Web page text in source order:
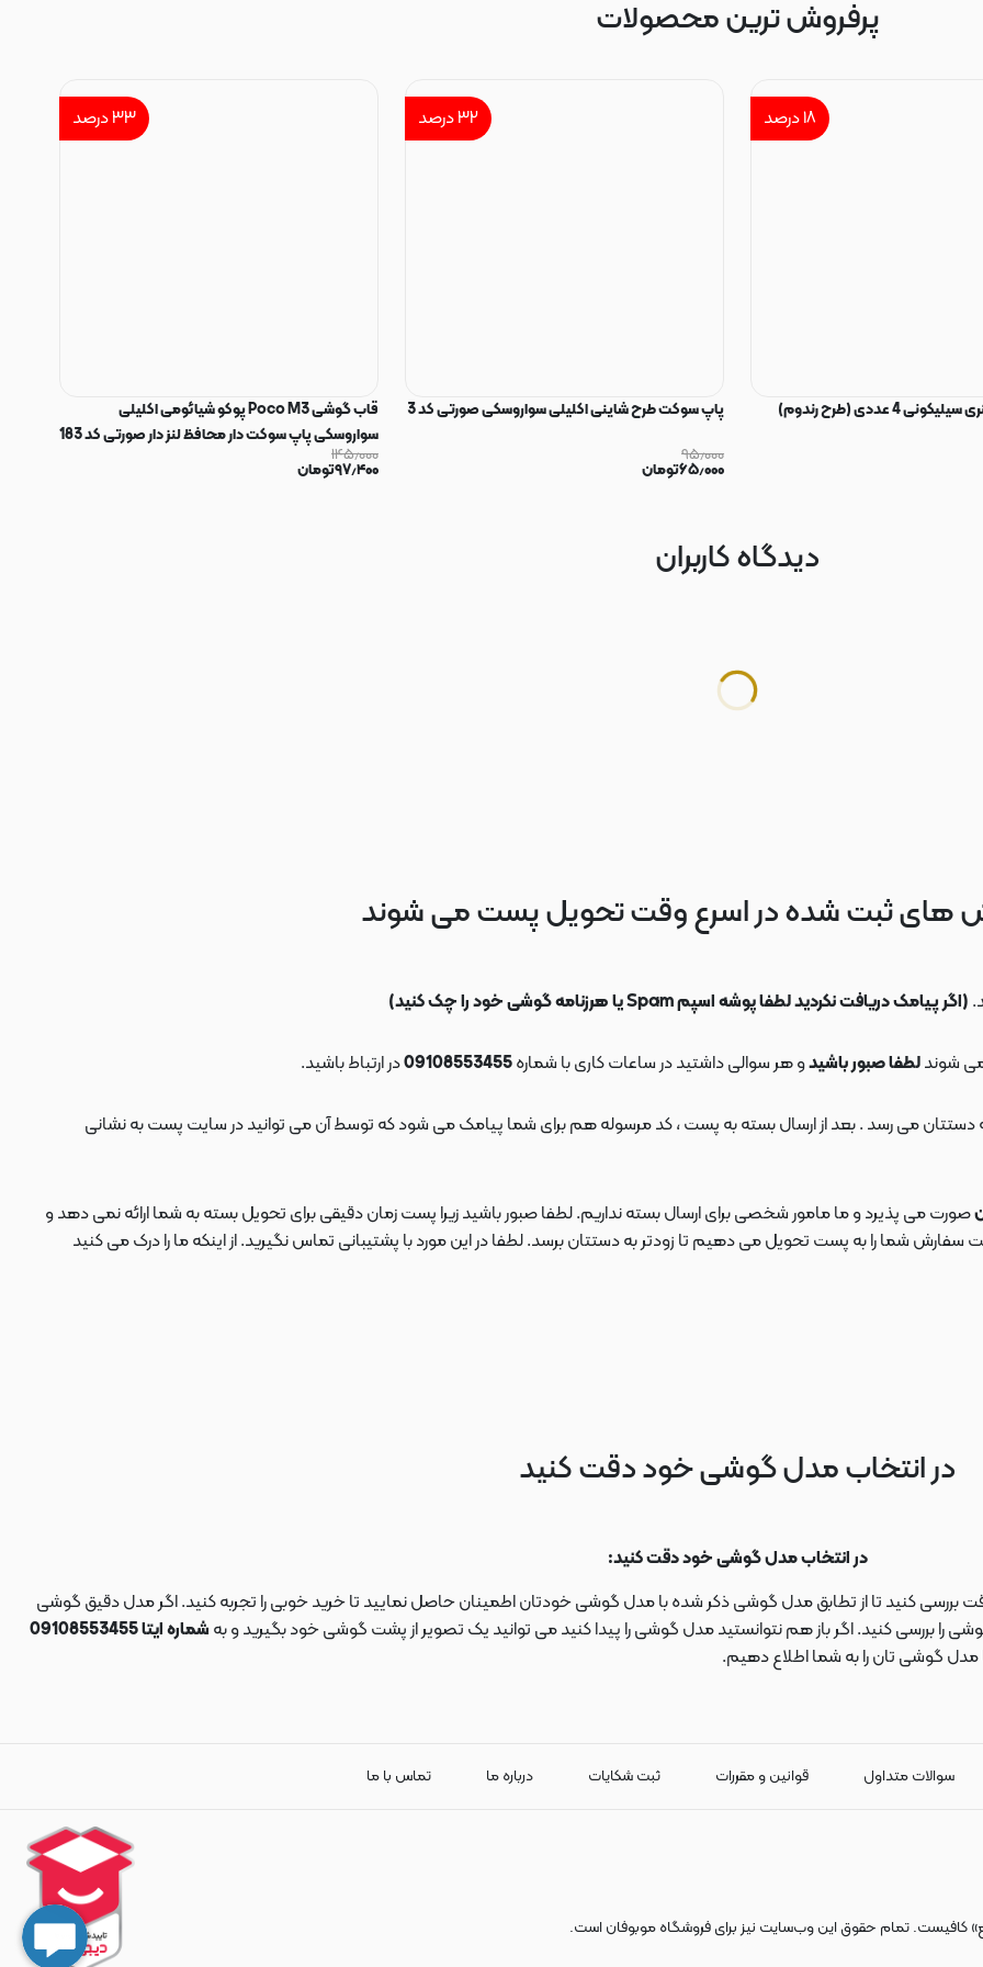
پرفروش ترین محصولات
۱۸درصد
4 عددی (طرح رندوم)
۳۲درصد
پاپ سوکت طرح شاینی اکلیلی سواروسکی صورتی کد 3
۹۵٫۰۰۰
۶۵٫۰۰۰تومان
۳۳درصد
قاب گوشی Poco M3 پوکو شیائومی اکلیلی
سواروسکی پاپ سوکت دار محافظ لنز دار صورتی کد 183
۱۴۵٫۰۰۰
۹۷٫۴۰۰تومان
دیدگاه کاربران
های ثبت شده در اسرع وقت تحویل پست می شوند
(اگر پیامک دریافت نکردید لطفا پوشه اسپم Spam یا هرزنامه گوشی خود را چک کنید)
شوندلطفا صبور باشیدو هر سوالی داشتید در ساعات کاری با شماره در ارتباط باشید.
صورت می پذیرد و ما مامور شخصی برای ارسال بسته نداریم. لطفا صبور باشید زیرا پست زمان دقیقی برای تحویل بسته به شما ارائه نمی دهد و
شما را به پست تحویل می دهیم تا زودتر به دستتان برسد. لطفا در این مورد با پشتیبانی تماس نگیرید. از اینکه ما را درک می کنید
در انتخاب مدل گوشی خود دقت کنید
در انتخاب مدل گوشی خود دقت کنید:
بررسی کنید تا از تطابق مدل گوشی ذکر شده با مدل گوشی خودتان اطمینان حاصل نمایید تا خرید خوبی را تجربه کنید. اگر مدل دقیق گوشی
بررسی کنید. اگر باز هم نتوانستید مدل گوشی را پیدا کنید می توانید یک تصویر از پشت گوشی خود بگیرید و به شماره ایتا 09108553455
مدل گوشی تان را به شما اطلاع دهیم.
سوالات متداول قوانین و مقررات ثبت شکایات درباره ما تماس با ما
کافیست. تمام حقوق اين وب‌سايت نیز برای فروشگاه موبوفان است.